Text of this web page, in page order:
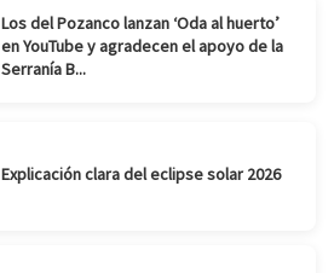
Los del Pozanco lanzan ‘Oda al huerto’
en YouTube y agradecen el apoyo de la
Serranía B...
Explicación clara del eclipse solar 2026